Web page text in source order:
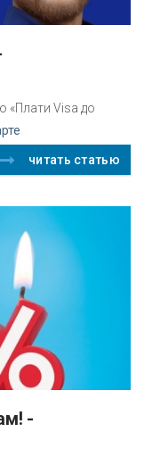
«Плати Visa до
читать статью